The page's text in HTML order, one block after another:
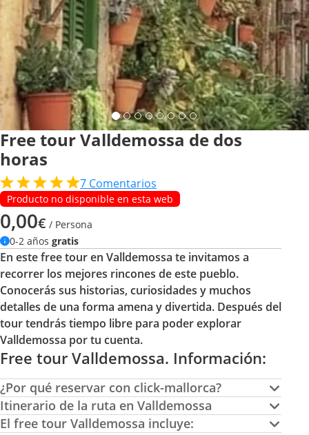
Free tour Valldemossa de dos
horas
7 Comentarios
Producto no disponible en esta web
0,00€ / Persona
0-2 años gratis
En este free tour en Valldemossa te invitamos a
recorrer los mejores rincones de este pueblo.
Conocerás sus historias, curiosidades y muchos
detalles de una forma amena y divertida. Después del
tour tendrás tiempo libre para poder explorar
Valldemossa por tu cuenta.
Free tour Valldemossa. Información:
¿Por qué reservar con click-mallorca?
Itinerario de la ruta en Valldemossa
El free tour Valldemossa incluye: